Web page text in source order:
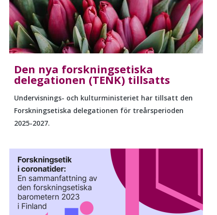
Den nya forskningsetiska
delegationen (TENK) tillsatts
Undervisnings- och kulturministeriet har tillsatt den
Forskningsetiska delegationen för treårsperioden
2025-2027.